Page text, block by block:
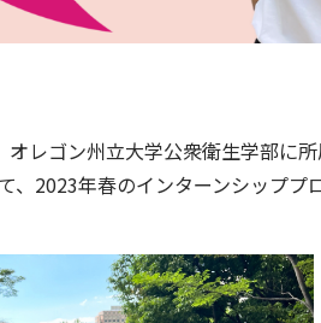
レゴン州立大学公衆衛生学部に所
、2023年春のインターンシッププ